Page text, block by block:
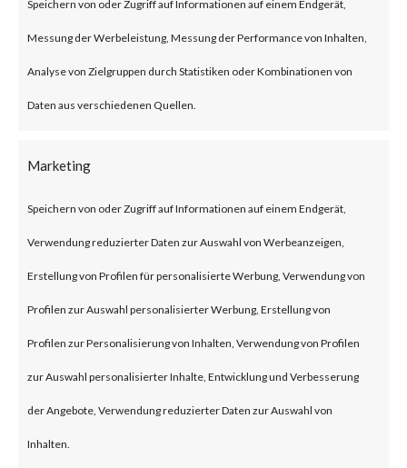
Speichern von oder Zugriff auf Informationen auf einem Endgerät,
Messung der Werbeleistung, Messung der Performance von Inhalten,
Analyse von Zielgruppen durch Statistiken oder Kombinationen von
Daten aus verschiedenen Quellen.
Marketing
Speichern von oder Zugriff auf Informationen auf einem Endgerät,
Verwendung reduzierter Daten zur Auswahl von Werbeanzeigen,
Erstellung von Profilen für personalisierte Werbung, Verwendung von
Profilen zur Auswahl personalisierter Werbung, Erstellung von
Profilen zur Personalisierung von Inhalten, Verwendung von Profilen
zur Auswahl personalisierter Inhalte, Entwicklung und Verbesserung
der Angebote, Verwendung reduzierter Daten zur Auswahl von
Inhalten.
vulnerability that affects
WinRAR before version 6.23.
The vulnerability allows threat
actors to create a zip file that
the same filename. Opening
(some refer to this as “viewing”)
the file launches a malicious
script in the folder.
Why is this Significant?
This is significant because
WinRAR is widely used and CVE-